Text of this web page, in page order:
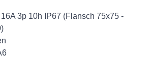
3p 10h IP67 (Flansch 75x75 -